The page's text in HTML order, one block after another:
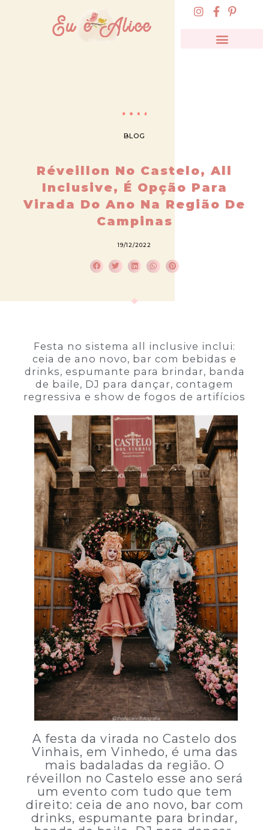
BLOG
Réveillon No Castelo, All
Inclusive, É Opção Para
Virada Do Ano Na Região De
Campinas
19/12/2022
Festa no sistema all inclusive inclui:
ceia de ano novo, bar com bebidas e
drinks, espumante para brindar, banda
de baile, DJ para dançar, contagem
regressiva e show de fogos de artifícios
A festa da virada no Castelo dos
Vinhais, em Vinhedo, é uma das
mais badaladas da região. O
réveillon no Castelo esse ano será
um evento com tudo que tem
direito: ceia de ano novo, bar com
drinks, espumante para brindar,